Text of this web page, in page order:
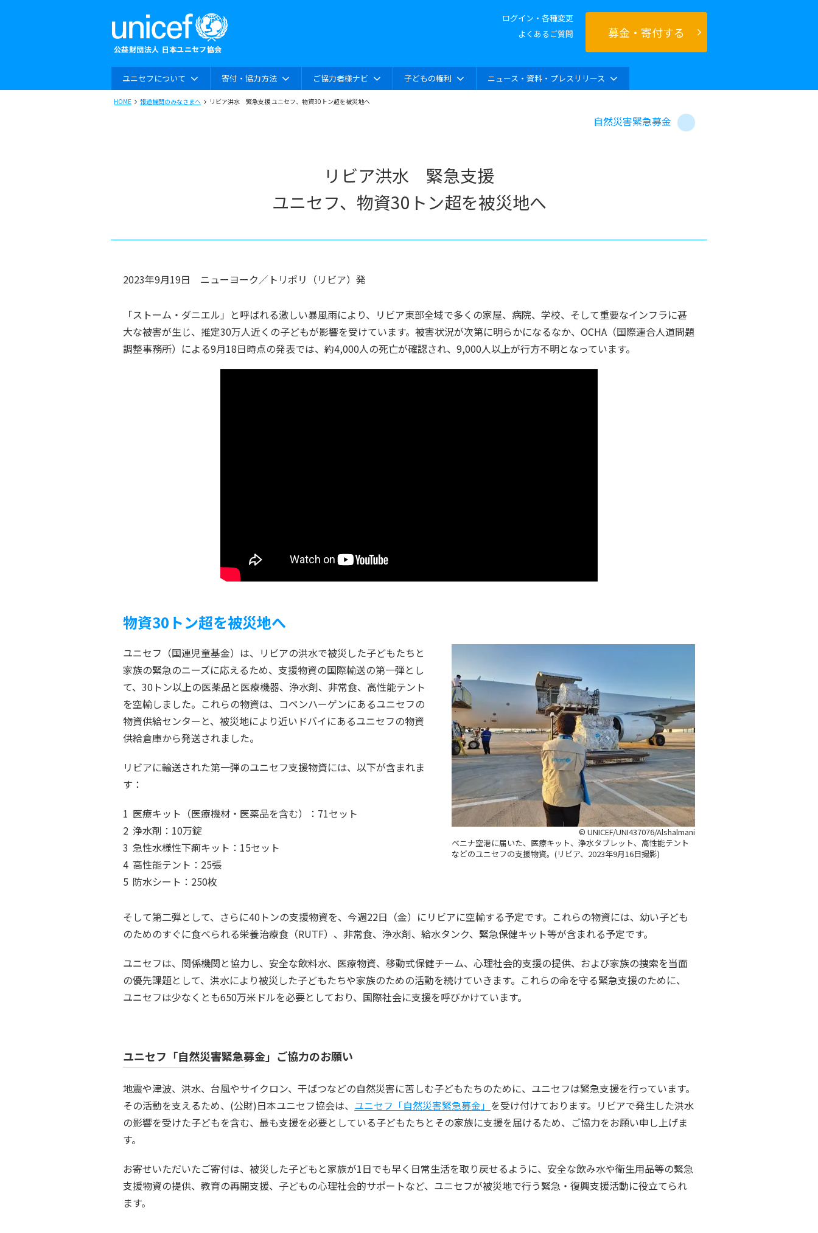
ログイン・各種変更
よくあるご質問
募金・寄付する
ユニセフについて 寄付・協力方法 ご協力者様ナビ 子どもの権利 ニュース・資料・プレスリリース
HOME 報道機関のみなさまへ リビア洪水 緊急支援 ユニセフ、物資30トン超を被災地へ
自然災害緊急募金
リビア洪水 緊急支援
ユニセフ、物資30トン超を被災地へ
2023年9月19日 ニューヨーク／トリポリ（リビア） 発
「ストーム・ダニエル」と呼ばれる激しい暴風雨により、リビア東部全域で多くの家屋、病院、学校、そして重要なインフラに甚
大な被害が生じ、推定30万人近くの子どもが影響を受けています。被害状況が次第に明らかになるなか、OCHA（国際連合人道問題
調整事務所）による9月18日時点の発表では、約4,000人の死亡が確認され、9,000人以上が行方不明となっています。
物資30トン超を被災地へ
© UNICEF/UNI437076/Alshalmani
ベニナ空港に届いた、医療キット、浄水タブレット、高性能テント
などのユニセフの支援物資。(リビア、2023年9月16日撮影)
ユニセフ（国連児童基金）は、リビアの洪水で被災した子どもたちと
家族の緊急のニーズに応えるため、支援物資の国際輸送の第一弾とし
て、30トン以上の医薬品と医療機器、浄水剤、非常食、高性能テント
を空輸しました。これらの物資は、コペンハーゲンにあるユニセフの
物資供給センターと、被災地により近いドバイにあるユニセフの物資
供給倉庫から発送されました。
リビアに輸送された第一弾のユニセフ支援物資には、以下が含まれま
す：
医療キット（医療機材・医薬品を含む）：71セット
浄水剤：10万錠
急性水様性下痢キット：15セット
高性能テント：25張
防水シート：250枚
そして第二弾として、さらに40トンの支援物資を、今週22日（金）にリビアに空輸する予定です。これらの物資には、幼い子ども
のためのすぐに食べられる栄養治療食（RUTF）、非常食、浄水剤、給水タンク、緊急保健キット等が含まれる予定です。
ユニセフは、関係機関と協力し、安全な飲料水、医療物資、移動式保健チーム、心理社会的支援の提供、および家族の捜索を当面
の優先課題として、洪水により被災した子どもたちや家族のための活動を続けていきます。これらの命を守る緊急支援のために、
ユニセフは少なくとも650万米ドルを必要としており、国際社会に支援を呼びかけています。
ユニセフ「自然災害緊急募金」ご協力のお願い
地震や津波、洪水、台風やサイクロン、干ばつなどの自然災害に苦しむ子どもたちのために、ユニセフは緊急支援を行っています。
その活動を支えるため、(公財)日本ユニセフ協会は、 ユニセフ「自然災害緊急募金」 を受け付けております。リビアで発生した洪水
の影響を受けた子どもを含む、最も支援を必要としている子どもたちとその家族に支援を届けるため、ご協力をお願い申し上げま
す。
お寄せいただいたご寄付は、被災した子どもと家族が1日でも早く日常生活を取り戻せるように、安全な飲み水や衛生用品等の緊急
支援物資の提供、教育の再開支援、子どもの心理社会的サポートなど、ユニセフが被災地で行う緊急・復興支援活動に役立てられ
ます。